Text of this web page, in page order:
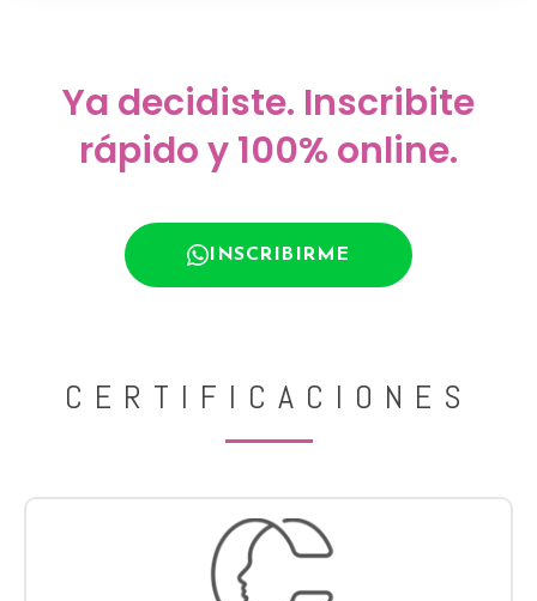
Ya decidiste. Inscribite
rápido y 100% online.
INSCRIBIRME
CERTIFICACIONES